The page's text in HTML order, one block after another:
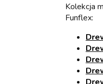
Kolekcja
Funflex: